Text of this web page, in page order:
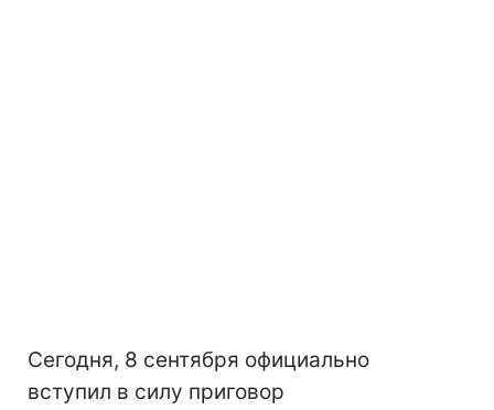
Сегодня, 8 сентября официально
вступил в силу приговор